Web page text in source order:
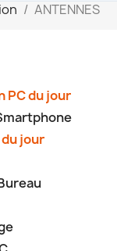
ANTENNES
PC du jour
jour